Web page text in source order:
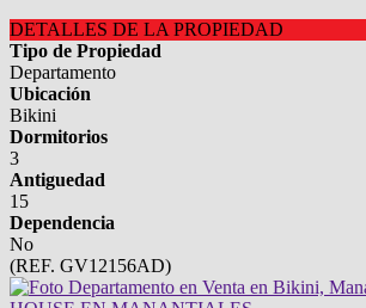
DETALLES DE LA PROPIEDAD
Tipo de Propiedad
Departamento
Ubicación
Bikini
Dormitorios
3
Antiguedad
15
Dependencia
No
(REF. GV12156AD)